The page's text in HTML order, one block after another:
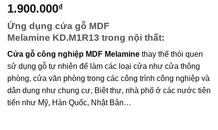
1.900.000₫
Ứng dụng cửa gỗ MDF
Melamine KD.M1R13 trong nội thất:
Cửa gỗ công nghiệp MDF Melamine thay thế thói quen
sử dụng gỗ tự nhiên để làm các loại cửa như cửa thông
phòng, cửa văn phòng trong các công trình công nghiệp và
dân dụng như chung cư, Biệt thự, nhà phố ở các nước tiên
tiến như Mỹ, Hàn Quốc, Nhật Bản…